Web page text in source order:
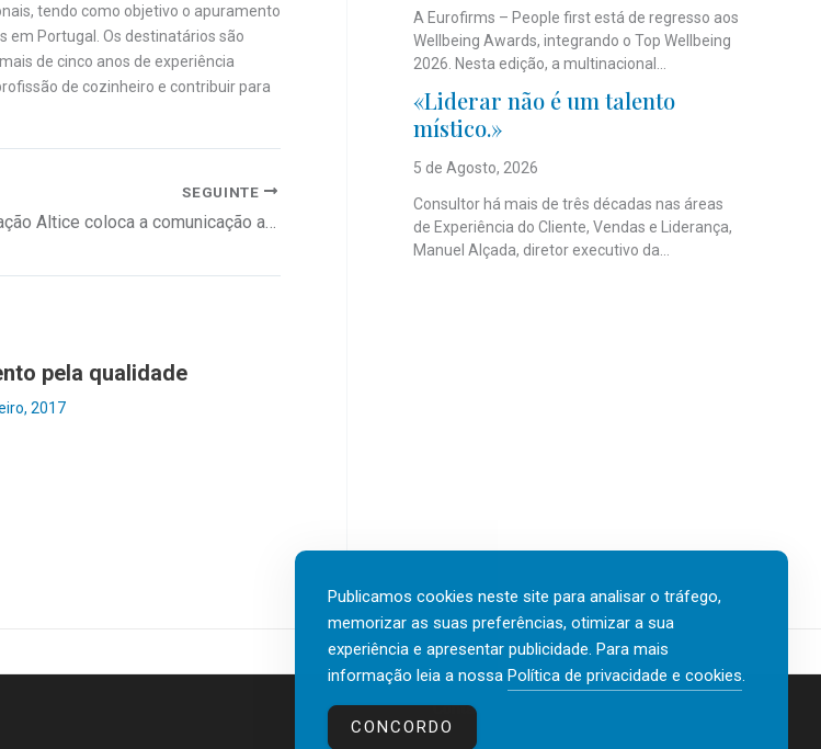
tendo como objetivo o apuramento
em Portugal. Os destinatários são
de cinco anos de experiência
de cozinheiro e contribuir para
SEGUINTE
Fundação Altice coloca a comunicação acessível a quem mais precisa
pela qualidade
2017
A Eurofirms – People first está de regresso aos
Wellbeing Awards, integrando o Top Wellbeing
2026. Nesta edição, a multinacional...
«Liderar não é um talento
místico.»
5 de Agosto, 2026
Consultor há mais de três décadas nas áreas
de Experiência do Cliente, Vendas e Liderança,
Manuel Alçada, diretor executivo da...
Contactos
Publicamos cookies neste site para analisar o tráfego,
memorizar as suas preferências, otimizar a sua
experiência e apresentar publicidade. Para mais
informação leia a nossa Política de privacidade e cookies.
CONCORDO